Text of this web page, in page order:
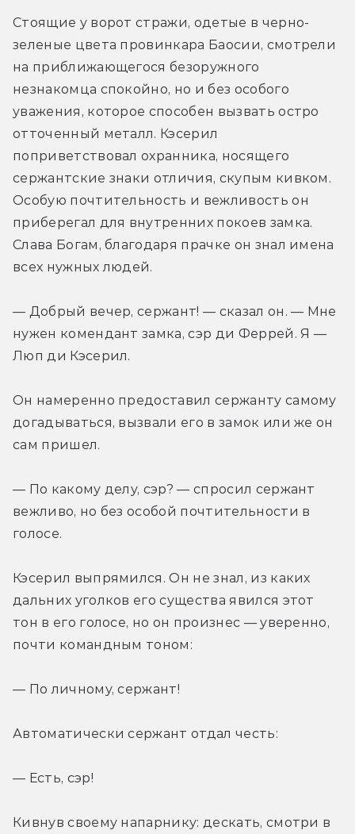
Стоящие у ворот стражи, одетые в черно-
зеленые цвета провинкара Баосии, смотрели
на приближающегося безоружного
незнакомца спокойно, но и без особого
уважения, которое способен вызвать остро
отточенный металл. Кэсерил
поприветствовал охранника, носящего
сержантские знаки отличия, скупым кивком.
Особую почтительность и вежливость он
приберегал для внутренних покоев замка.
Слава Богам, благодаря прачке он знал имена
всех нужных людей.
— Добрый вечер, сержант! — сказал он. — Мне
нужен комендант замка, сэр ди Феррей. Я —
Люп ди Кэсерил.
Он намеренно предоставил сержанту самому
догадываться, вызвали его в замок или же он
сам пришел.
— По какому делу, сэр? — спросил сержант
вежливо, но без особой почтительности в
голосе.
Кэсерил выпрямился. Он не знал, из каких
дальних уголков его существа явился этот
тон в его голосе, но он произнес — уверенно,
почти командным тоном:
— По личному, сержант!
Автоматически сержант отдал честь:
— Есть, сэр!
Кивнув своему напарнику: дескать, смотри в